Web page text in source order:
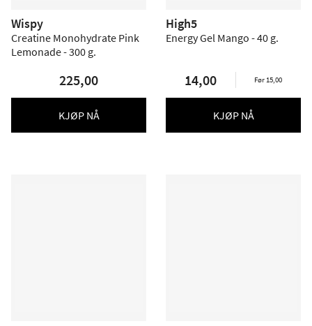
Wispy
Creatine Monohydrate Pink
Lemonade - 300 g.
225,00
KJØP NÅ
High5
Energy Gel Mango - 40 g.
14,00 Før 15,00
KJØP NÅ